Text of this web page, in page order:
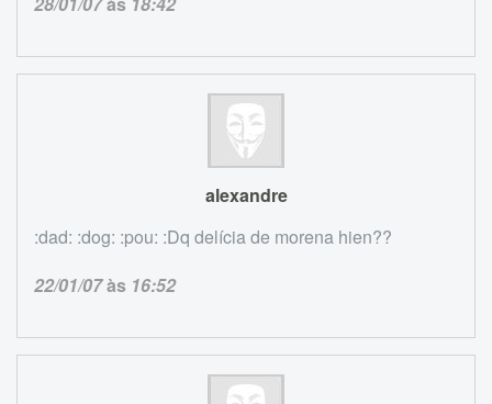
alexandre
:dad: :dog: :pou: :Dq delícia de morena hien??
22/01/07às 16:52